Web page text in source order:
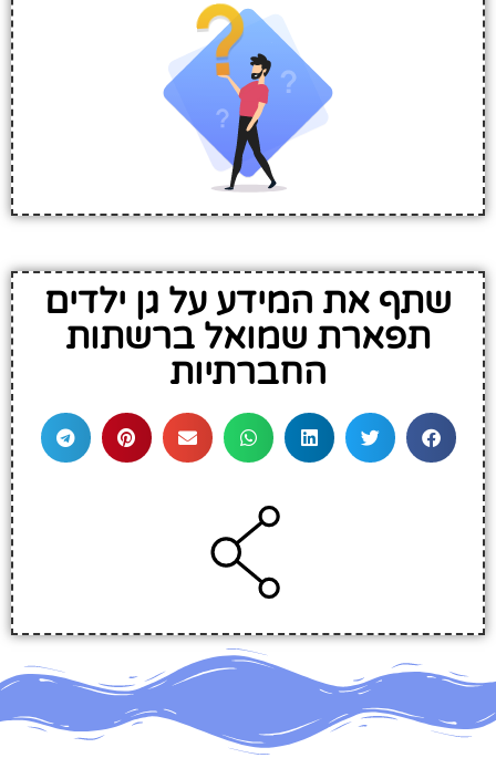
שתף את המידע על גן ילדים
תפארת שמואל ברשתות
החברתיות